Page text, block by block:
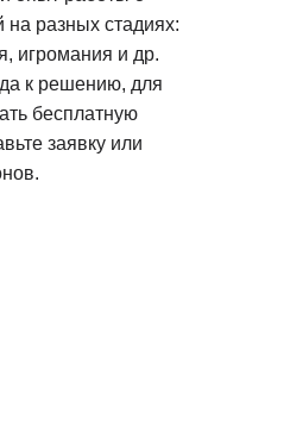
разных стадиях:
игромания и др.
к решению, для
бесплатную
заявку или